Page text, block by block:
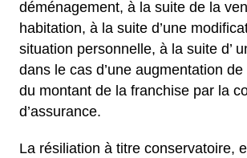
déménagement, à la suite de la
habitation, à la suite d’une
situation personnelle, à la suite d’
dans le cas d’une augmentation
du montant de la franchise par la
d’assurance.
La résiliation à titre conservatoire,